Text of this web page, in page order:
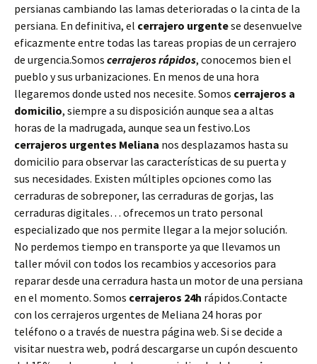
persianas cambiando las lamas deterioradas o la cinta de la
persiana. En definitiva, el cerrajero urgentese desenvuelve
eficazmente entre todas las tareas propias de un cerrajero
de urgencia.Somos cerrajeros rápidos, conocemos bien el
pueblo y sus urbanizaciones. En menos de una hora
llegaremos donde usted nos necesite. Somos cerrajeros a
domicilio, siempre a su disposición aunque sea a altas
horas de la madrugada, aunque sea un festivo.Los
cerrajeros urgentes Meliana nos desplazamos hasta su
domicilio para observar las características de su puerta y
sus necesidades. Existen múltiples opciones como las
cerraduras de sobreponer, las cerraduras de gorjas, las
cerraduras digitales… ofrecemos un trato personal
especializado que nos permite llegar a la mejor solución.
No perdemos tiempo en transporte ya que llevamos un
taller móvil con todos los recambios y accesorios para
reparar desde una cerradura hasta un motor de una persiana
en el momento. Somos cerrajeros 24h rápidos.Contacte
con los cerrajeros urgentes de Meliana 24 horas por
teléfono o a través de nuestra página web. Si se decide a
visitar nuestra web, podrá descargarse un cupón descuento